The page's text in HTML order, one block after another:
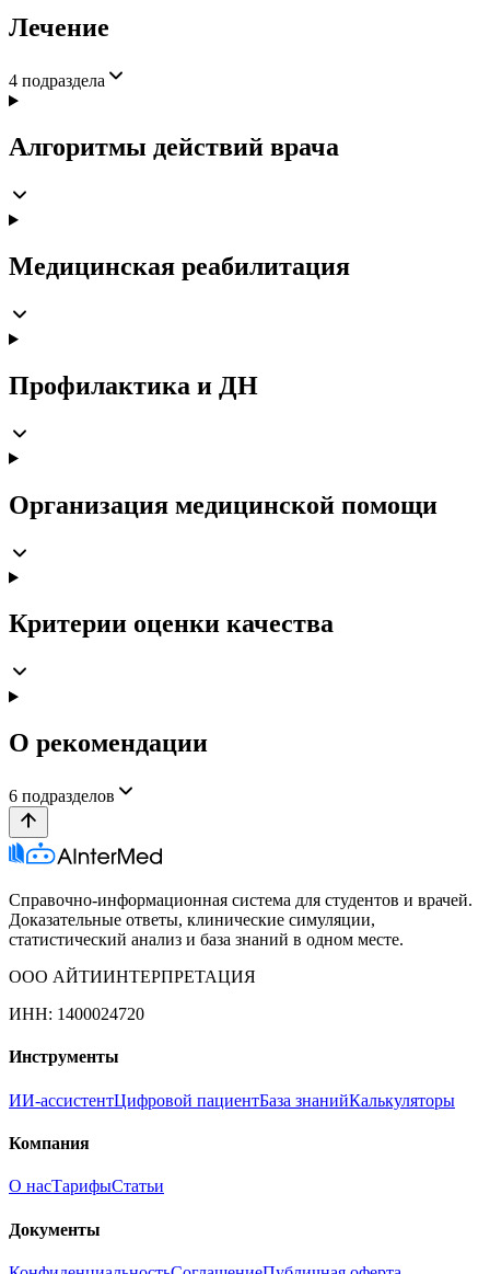
Лечение
4 подраздела
Алгоритмы действий врача
Медицинская реабилитация
Профилактика и ДН
Организация медицинской помощи
Критерии оценки качества
О рекомендации
6 подразделов
Справочно-информационная система для студентов и врачей.
Доказательные ответы, клинические симуляции,
статистический анализ и база знаний в одном месте.
ООО АЙТИИНТЕРПРЕТАЦИЯ
ИНН: 1400024720
Инструменты
ИИ-ассистентЦифровой пациентБаза знанийКалькуляторы
Компания
О насТарифыСтатьи
Документы